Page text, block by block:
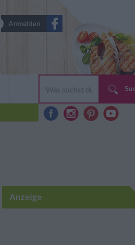
Anmelden
Anzeige